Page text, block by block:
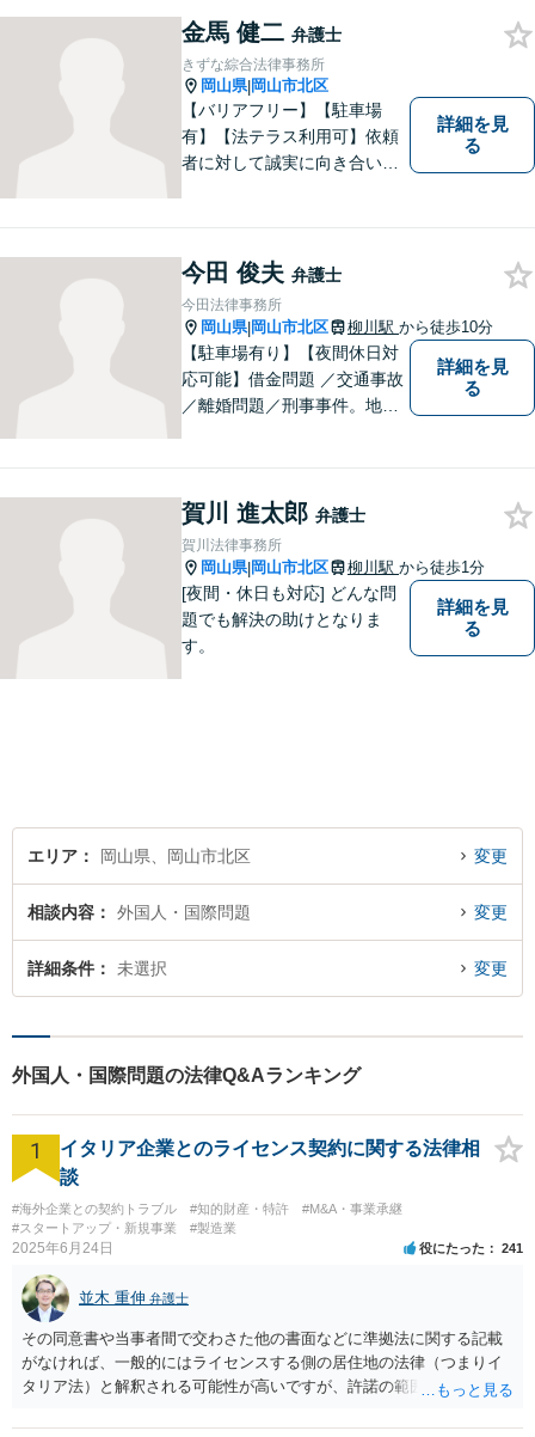
ている皆さまの現状を良い方
向に変化させることができる
ように全力を尽くします。
金馬 健二 弁護士
きずな綜合法律事務所
岡山県|岡山市北区
【バリアフリー】【駐車場
有】【法テラス利用可】依頼
者に対して誠実に向き合い、
るように準備していますので
お気軽にご相談ください。
詳細を見
る
今田 俊夫 弁護士
今田法律事務所
岡山県|岡山市北区 柳川駅 から徒歩10分
【駐車場有り】【夜間休日対
応可能】借金問題 ／交通事故
／離婚問題／刑事事件。地域
軽にご相談ください。
詳細を見
る
賀川 進太郎 弁護士
賀川法律事務所
岡山県|岡山市北区 柳川駅 から徒歩1分
[夜間・休日も対応] どんな問
題でも解決の助けとなりま
す。
詳細を見
る
エリア 岡山県、岡山市北区 変更
相談内容 外国人・国際問題 変更
詳細条件 未選択 変更
外国人・国際問題の法律Q&Aランキング
1
イタリア企業とのライセンス契約に関する法律相
談
#海外企業との契約トラブル #知的財産・特許
#M&A・事業承継
#スタートアップ・新規事業
#製造業
2025年6月24日 役にたった 241
並木 重伸 弁護士
その同意書や当事者間で交わさた他の書面などに準拠法に関する記載
がなければ、一般的にはライセンスする側の居住地の法律（つまりイ
タリア法）と解釈される可能性が高いですが、許諾の範囲が日本国内